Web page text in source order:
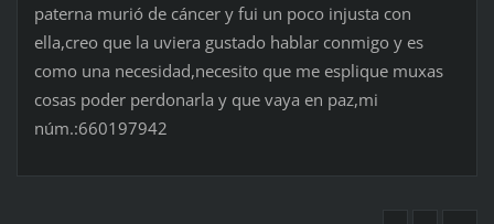
paterna murió de cáncer y fui un poco injusta con
ella,creo que la uviera gustado hablar conmigo y es
como una necesidad,necesito que me esplique muxas
cosas poder perdonarla y que vaya en paz,mi
núm.:660197942